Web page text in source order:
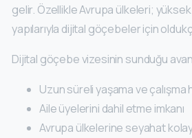
gelir. Özellikle Avrupa ülkeleri;
yapılarıyla dijital göçebeler için
Dijital göçebe vizesinin sunduğu
Uzun süreli yaşama ve çalışma
Aile üyelerini dahil etme imkanı
Avrupa ülkelerine seyahat